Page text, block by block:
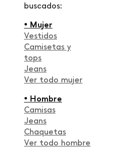
buscados:
• Mujer
Vestidos
Camisetas y
tops
Jeans
Ver todo mujer
• Hombre
Camisas
Jeans
Chaquetas
Ver todo hombre